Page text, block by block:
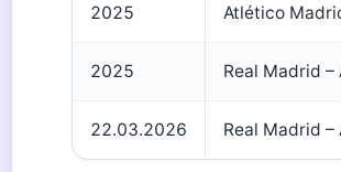
2025 Atlético
2025 Real Madrid
22.03.2026 Real Madrid